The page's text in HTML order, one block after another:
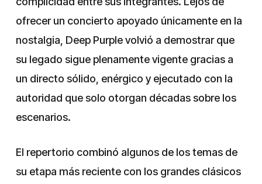
ofrecer un concierto apoyado únicamente en la
nostalgia, Deep Purple volvió a demostrar que
su legado sigue plenamente vigente gracias a
un directo sólido, enérgico y ejecutado con la
autoridad que solo otorgan décadas sobre los
escenarios.
El repertorio combinó algunos de los temas de
su etapa más reciente con los grandes clásicos